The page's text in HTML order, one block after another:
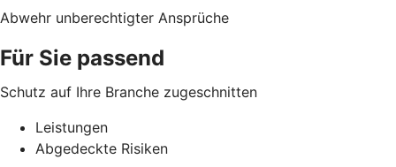
Abwehr unberechtigter Ansprüche
Für Sie passend
Schutz auf Ihre Branche zugeschnitten
Leistungen
Abgedeckte Risiken